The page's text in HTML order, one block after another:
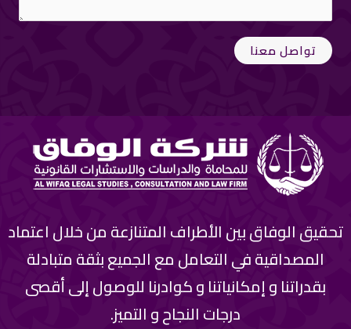
تواصل معنا
تحقيق الوفاق بين الأطراف المتنازعة من خلال اعتماد
المصداقية في التعامل مع الجميع بثقة متبادلة
بقدراتنا و إمكانياتنا و كوادرنا للوصول إلى أقصى
درجات النجاح و التميز.